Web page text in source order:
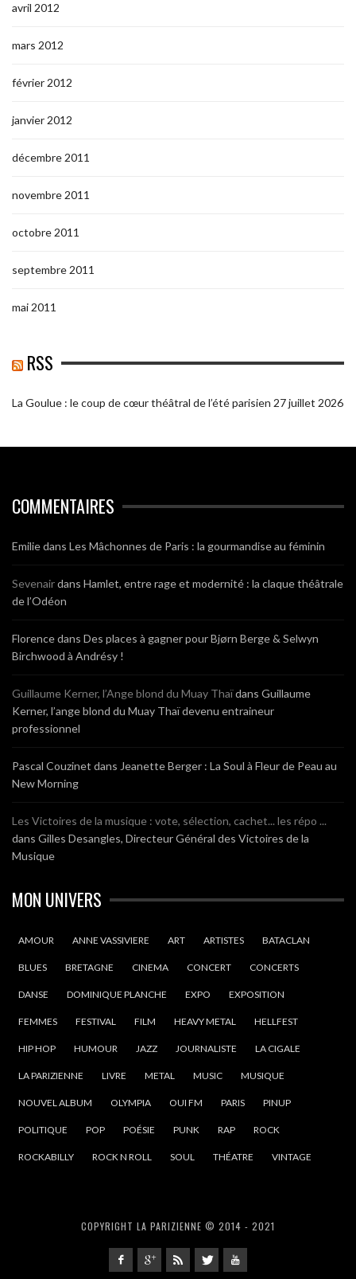
avril 2012
mars 2012
février 2012
janvier 2012
décembre 2011
novembre 2011
octobre 2011
septembre 2011
mai 2011
RSS
La Goulue : le coup de cœur théâtral de l’été parisien 27 juillet 2026
COMMENTAIRES
Emiliedans Les Mâchonnes de Paris : la gourmandise au féminin
Sevenairdans Hamlet, entre rage et modernité : la claque théâtrale
de l’Odéon
Florencedans Des places à gagner pour Bjørn Berge & Selwyn
Birchwood à Andrésy !
Guillaume Kerner, l’Ange blond du Muay Thaïdans Guillaume
Kerner, l’ange blond du Muay Thaï devenu entraineur
professionnel
Pascal Couzinet dans Jeanette Berger : La Soul à Fleur de Peau au
New Morning
Les Victoires de la musique : vote, sélection, cachet... les répo ...
dans Gilles Desangles, Directeur Général des Victoires de la
Musique
MON UNIVERS
AMOUR ANNE VASSIVIERE ART ARTISTES BATACLAN
BLUES BRETAGNE CINEMA CONCERT CONCERTS
DANSE DOMINIQUE PLANCHE EXPO EXPOSITION
FEMMES FESTIVAL FILM HEAVY METAL HELLFEST
HIP HOP HUMOUR JAZZ JOURNALISTE LA CIGALE
LA PARIZIENNE LIVRE METAL MUSIC MUSIQUE
NOUVEL ALBUM OLYMPIA OUI FM PARIS PINUP
POLITIQUE POP POÉSIE PUNK RAP ROCK
ROCKABILLY ROCK N ROLL SOUL THÉATRE VINTAGE
COPYRIGHT LA PARIZIENNE © 2014 - 2021